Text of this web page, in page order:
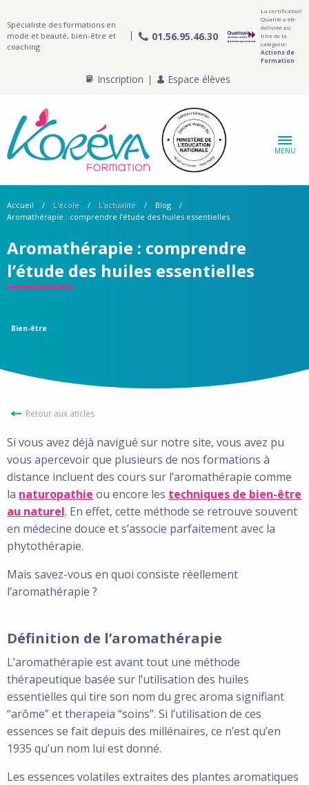
Spécialiste des formations en
mode et beauté, bien-être et
coaching
01.56.95.46.30
La certification
Qualité a été
délivrée au
titre de la
catégorie:
Actions de
Formation
Inscription Espace élèves
MENU
Accueil L'école L'actualité
Blog
Aromathérapie : comprendre l’étude des huiles essentielles
Aromathérapie : comprendre
l’étude des huiles essentielles
Bien-être
Retour aux aticles
Si vous avez déjà navigué sur notre site, vous avez pu
vous apercevoir que plusieurs de nos formations à
distance incluent des cours sur l’aromathérapie comme
la naturopathie ou encore les techniques de bien-être
au naturel. En effet, cette méthode se retrouve souvent
en médecine douce et s’associe parfaitement avec la
phytothérapie.
Mais savez-vous en quoi consiste réellement
l’aromathérapie ?
Définition de l’aromathérapie
L’aromathérapie est avant tout une méthode
thérapeutique basée sur l’utilisation des huiles
essentielles qui tire son nom du grec aroma signifiant
“arôme” et therapeia “soins”. Si l’utilisation de ces
essences se fait depuis des millénaires, ce n’est qu’en
1935 qu’un nom lui est donné.
Les essences volatiles extraites des plantes aromatiques